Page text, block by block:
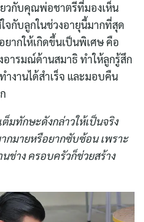
ยวกับคุณพ่อชาตรีที่มองเห็น
จกับลูกในช่วงอายุนี้มากที่สุด
ากให้เกิดขึ้นเป็นพิเศษ คือ
อารมณ์ด้านสมาธิ ทำให้ลูกรู้สึก
ำงานได้สำเร็จ และมอบคืน
มทักษะดังกล่าวให้เป็นจริง
กมายหรือยากซับซ้อน เพราะ
ช่าง ครอบครัวก็ช่วยสร้าง